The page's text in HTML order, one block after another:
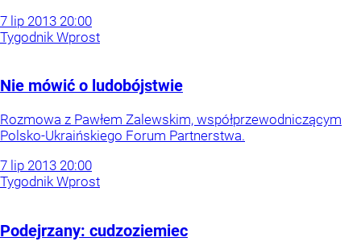
7 lip 2013 20:00
Tygodnik Wprost
Nie mówić o ludobójstwie
Rozmowa z Pawłem Zalewskim, współprzewodniczącym
Polsko-Ukraińskiego Forum Partnerstwa.
7 lip 2013 20:00
Tygodnik Wprost
Podejrzany: cudzoziemiec